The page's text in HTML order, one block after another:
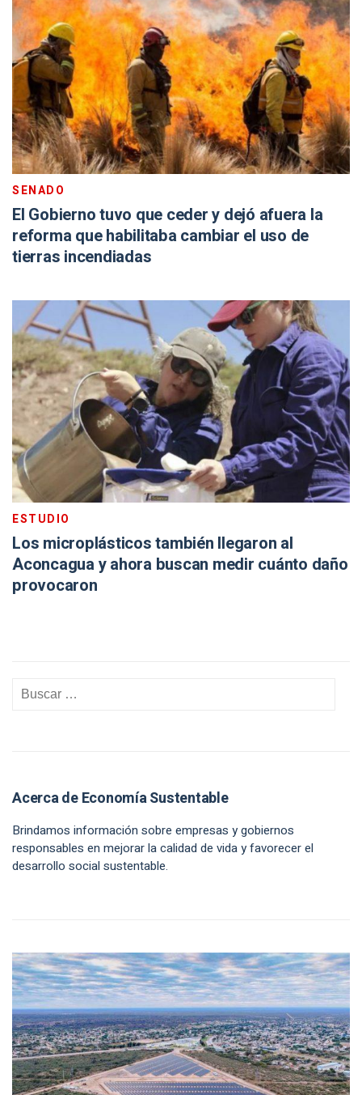
SENADO
El Gobierno tuvo que ceder y dejó afuera la
reforma que habilitaba cambiar el uso de
tierras incendiadas
ESTUDIO
Los microplásticos también llegaron al
Aconcagua y ahora buscan medir cuánto daño
provocaron
Acerca de Economía Sustentable
Brindamos información sobre empresas y gobiernos
responsables en mejorar la calidad de vida y favorecer el
desarrollo social sustentable.